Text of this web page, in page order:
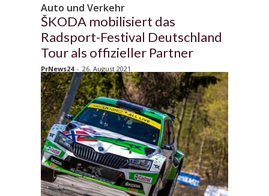
Auto und Verkehr
ŠKODA mobilisiert das
Radsport-Festival Deutschland
Tour als offizieller Partner
PrNews24 - 26. August 2021